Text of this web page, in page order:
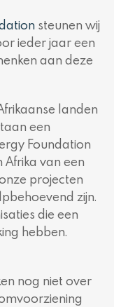
steunen wij
ieder jaar een
aan deze
landen
een
Foundation
van een
projecten
zijn.
die een
hebben.
nog niet over